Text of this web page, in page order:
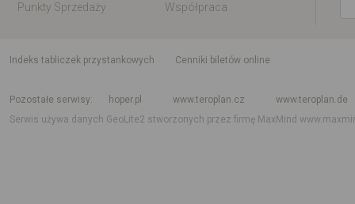
Punkty Sprzedaży
Współpraca
indeks tabliczek przystankowych
Cenniki biletów online
Pozostałe serwisy
hoper.pl www.teroplan.cz
www.teroplan.de
Serwis używa danych GeoLite2 stworzonych przez firmę MaxMind